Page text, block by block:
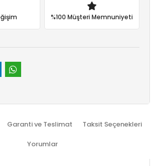
%100 Müşteri Memnuniyeti
Garanti ve Teslimat Taksit Seçenekleri
Yorumlar